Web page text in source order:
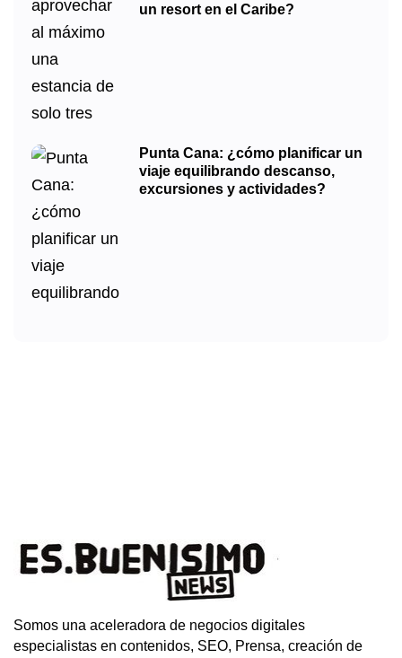
un resort en el Caribe?
Punta Cana: ¿cómo planificar un
viaje equilibrando descanso,
excursiones y actividades?
Somos una aceleradora de negocios digitales
especialistas en contenidos, SEO, Prensa, creación de